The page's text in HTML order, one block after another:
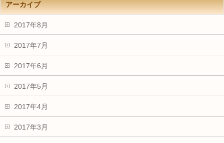
アーカイブ
2017年8月
2017年7月
2017年6月
2017年5月
2017年4月
2017年3月